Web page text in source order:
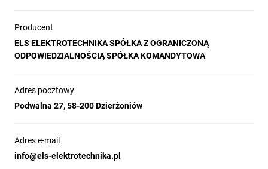
widoczność.
napięcie znamionowe: 450/750 V,
powłoka: poliuretan typ TMPU
żyły: miedziane, wielodrutowe, giętkie, wg PN-EN
odporność na: oleje, tłuszcze, benzynę, wodę, czynniki
atmosferyczne, promieniowanie ultrafioletowe UV, niskie
Producent
ELS ELEKTROTECHNIKA SPÓŁKA Z OGRANICZONĄ
ODPOWIEDZIALNOŚCIĄ SPÓŁKA KOMANDYTOWA
Adres pocztowy
Podwalna 27, 58-200 Dzierżoniów
Adres e-mail
info@els-elektrotechnika.pl